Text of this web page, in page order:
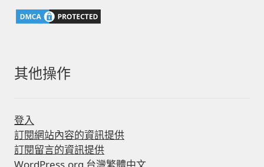
字:
其他操作
登入
訂閱網站內容的資訊提供
訂閱留言的資訊提供